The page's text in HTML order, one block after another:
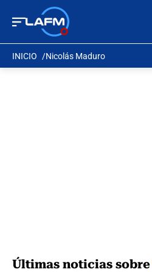
INICIO Nicolás Maduro
Últimas noticias sobre